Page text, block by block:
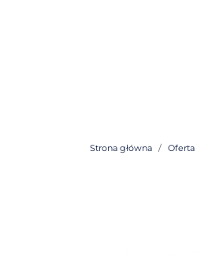
Strona główna Oferta